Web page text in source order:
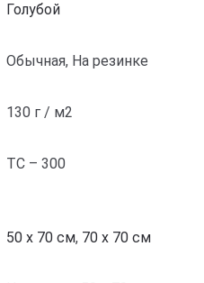
Голубой
Обычная, На резинке
130 г / м2
ТС – 300
50 x 70 см, 70 x 70 см